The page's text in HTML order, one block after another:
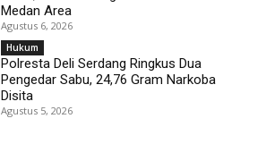
Medan Area
Agustus 6, 2026
Hukum
Polresta Deli Serdang Ringkus Dua
Pengedar Sabu, 24,76 Gram Narkoba
Disita
Agustus 5, 2026